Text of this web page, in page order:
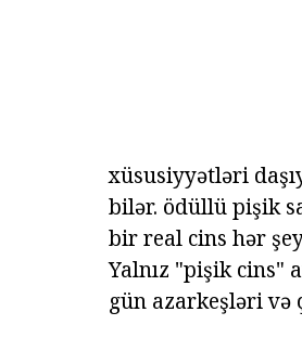
xüsusiyyətləri
bilər. ödüllü pişik
bir real cins hər
Yalnız "pişik cins"
gün azarkeşləri və